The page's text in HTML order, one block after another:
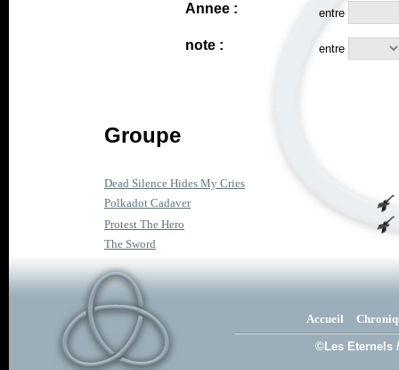
Annee : entre
note : entre
Groupe
Dead Silence Hides My Cries
Polkadot Cadaver
Protest The Hero
The Sword
Accueil
©Les Eternels